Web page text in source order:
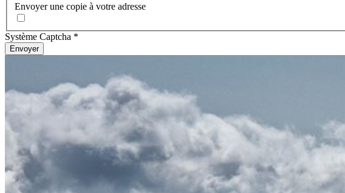
Envoyer une copie à votre adresse
Système Captcha *
Envoyer